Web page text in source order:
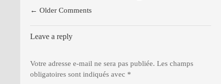
← Older Comments
Leave a reply
Votre adresse e-mail ne sera pas publiée. Les champs
obligatoires sont indiqués avec *